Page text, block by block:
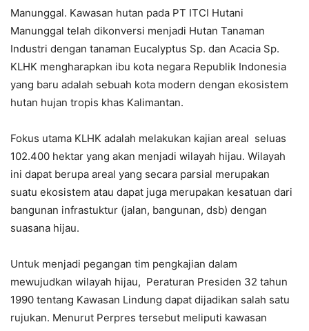
Manunggal. Kawasan hutan pada PT ITCI Hutani
Manunggal telah dikonversi menjadi Hutan Tanaman
Industri dengan tanaman Eucalyptus Sp. dan Acacia Sp.
KLHK mengharapkan ibu kota negara Republik Indonesia
yang baru adalah sebuah kota modern dengan ekosistem
hutan hujan tropis khas Kalimantan.
Fokus utama KLHK adalah melakukan kajian areal seluas
102.400 hektar yang akan menjadi wilayah hijau. Wilayah
ini dapat berupa areal yang secara parsial merupakan
suatu ekosistem atau dapat juga merupakan kesatuan dari
bangunan infrastuktur (jalan, bangunan, dsb) dengan
suasana hijau.
Untuk menjadi pegangan tim pengkajian dalam
mewujudkan wilayah hijau, Peraturan Presiden 32 tahun
1990 tentang Kawasan Lindung dapat dijadikan salah satu
rujukan. Menurut Perpres tersebut meliputi kawasan